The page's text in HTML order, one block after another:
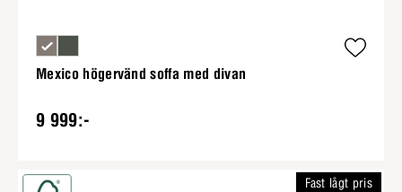
Mexico högervänd soffa med divan
9 999:-
Fast lågt pris